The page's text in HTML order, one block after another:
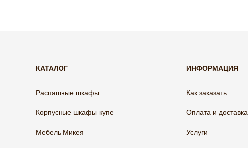
КАТАЛОГ
Распашные шкафы
Корпусные шкафы-купе
Мебель Микея
ИНФОРМАЦИЯ
Как заказать
Оплата и доставка
Услуги